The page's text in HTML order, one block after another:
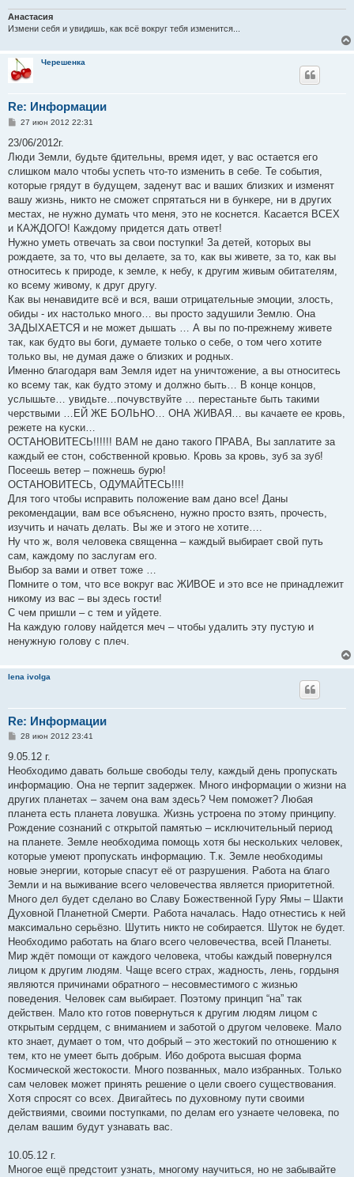
Анастасия
Измени себя и увидишь, как всё вокруг тебя изменится...
Черешенка
Re: Информации
С
о
щ
е
и
е
27 июн 2012 22:31
23/06/2012г.
Люди Земли, будьте бдительны, время идет, у вас остается его
слишком мало чтобы успеть что-то изменить в себе. Те события,
которые грядут в будущем, заденут вас и ваших близких и изменят
вашу жизнь, никто не сможет спрятаться ни в бункере, ни в других
местах, не нужно думать что меня, это не коснется. Касается ВСЕХ
и КАЖДОГО! Каждому придется дать ответ!
Нужно уметь отвечать за свои поступки! За детей, которых вы
рождаете, за то, что вы делаете, за то, как вы живете, за то, как вы
относитесь к природе, к земле, к небу, к другим живым обитателям,
ко всему живому, к друг другу.
Как вы ненавидите всё и вся, ваши отрицательные эмоции, злость,
обиды - их настолько много… вы просто задушили Землю. Она
ЗАДЫХАЕТСЯ и не может дышать … А вы по по-прежнему живете
так, как будто вы боги, думаете только о себе, о том чего хотите
только вы, не думая даже о близких и родных.
Именно благодаря вам Земля идет на уничтожение, а вы относитесь
ко всему так, как будто этому и должно быть… В конце концов,
услышьте… увидьте…почувствуйте … перестаньте быть такими
черствыми …ЕЙ ЖЕ БОЛЬНО… ОНА ЖИВАЯ… вы качаете ее кровь,
режете на куски…
ОСТАНОВИТЕСЬ!!!!!! ВАМ не дано такого ПРАВА, Вы заплатите за
каждый ее стон, собственной кровью. Кровь за кровь, зуб за зуб!
Посеешь ветер – пожнешь бурю!
ОСТАНОВИТЕСЬ, ОДУМАЙТЕСЬ!!!!
Для того чтобы исправить положение вам дано все! Даны
рекомендации, вам все объяснено, нужно просто взять, прочесть,
изучить и начать делать. Вы же и этого не хотите….
Ну что ж, воля человека священна – каждый выбирает свой путь
сам, каждому по заслугам его.
Выбор за вами и ответ тоже …
Помните о том, что все вокруг вас ЖИВОЕ и это все не принадлежит
никому из вас – вы здесь гости!
С чем пришли – с тем и уйдете.
На каждую голову найдется меч – чтобы удалить эту пустую и
ненужную голову с плеч.
lena ivolga
Re: Информации
С
о
щ
е
и
е
28 июн 2012 23:41
9.05.12 г.
Необходимо давать больше свободы телу, каждый день пропускать
информацию. Она не терпит задержек. Много информации о жизни на
других планетах – зачем она вам здесь? Чем поможет? Любая
планета есть планета ловушка. Жизнь устроена по этому принципу.
Рождение сознаний с открытой памятью – исключительный период
на планете. Земле необходима помощь хотя бы нескольких человек,
которые умеют пропускать информацию. Т.к. Земле необходимы
новые энергии, которые спасут её от разрушения. Работа на благо
Земли и на выживание всего человечества является приоритетной.
Много дел будет сделано во Славу Божественной Гуру Ямы – Шакти
Духовной Планетной Смерти. Работа началась. Надо отнестись к ней
максимально серьёзно. Шутить никто не собирается. Шуток не будет.
Необходимо работать на благо всего человечества, всей Планеты.
Мир ждёт помощи от каждого человека, чтобы каждый повернулся
лицом к другим людям. Чаще всего страх, жадность, лень, гордыня
являются причинами обратного – несовместимого с жизнью
поведения. Человек сам выбирает. Поэтому принцип “на” так
действен. Мало кто готов повернуться к другим людям лицом с
открытым сердцем, с вниманием и заботой о другом человеке. Мало
кто знает, думает о том, что добрый – это жестокий по отношению к
тем, кто не умеет быть добрым. Ибо доброта высшая форма
Космической жестокости. Много позванных, мало избранных. Только
сам человек может принять решение о цели своего существования.
Хотя спросят со всех. Двигайтесь по духовному пути своими
действиями, своими поступками, по делам его узнаете человека, по
делам вашим будут узнавать вас.
10.05.12 г.
Многое ещё предстоит узнать, многому научиться, но не забывайте